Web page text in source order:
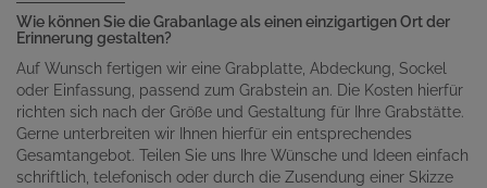
Wie können Sie die Grabanlage als einen einzigartigen Ort der
Erinnerung gestalten?
Auf Wunsch fertigen wir eine Grabplatte, Abdeckung, Sockel
oder Einfassung, passend zum Grabstein an. Die Kosten hierfür
richten sich nach der Größe und Gestaltung für Ihre Grabstätte.
Gerne unterbreiten wir Ihnen hierfür ein entsprechendes
Gesamtangebot. Teilen Sie uns Ihre Wünsche und Ideen einfach
schriftlich, telefonisch oder durch die Zusendung einer Skizze